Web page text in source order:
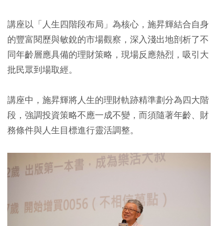
講座以「人生四階段布局」為核心，施昇輝結合自身
的豐富閱歷與敏銳的市場觀察，深入淺出地剖析了不
同年齡層應具備的理財策略，現場反應熱烈，吸引大
批民眾到場取經。
講座中，施昇輝將人生的理財軌跡精準劃分為四大階
段，強調投資策略不應一成不變，而須隨著年齡、財
務條件與人生目標進行靈活調整。